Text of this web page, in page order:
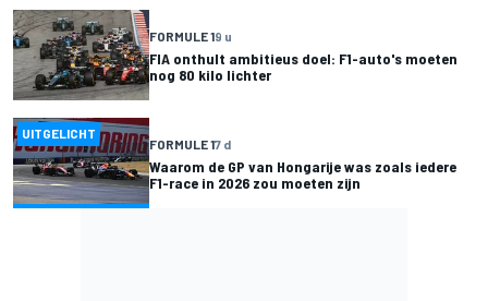
FORMULE 19 u
FIA onthult ambitieus doel: F1-auto's moeten
nog 80 kilo lichter
UITGELICHT
FORMULE 17 d
Waarom de GP van Hongarije was zoals iedere
F1-race in 2026 zou moeten zijn